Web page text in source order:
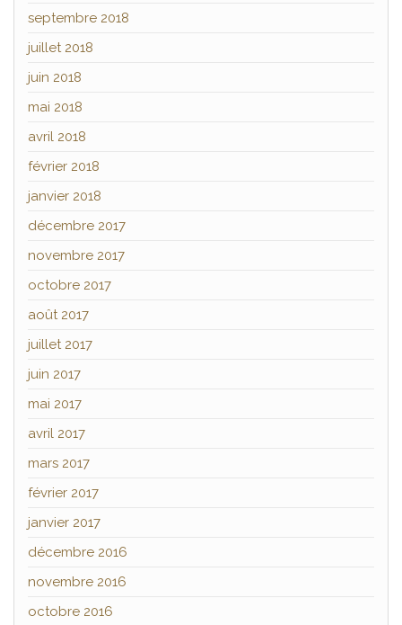
septembre 2018
juillet 2018
juin 2018
mai 2018
avril 2018
février 2018
janvier 2018
décembre 2017
novembre 2017
octobre 2017
août 2017
juillet 2017
juin 2017
mai 2017
avril 2017
mars 2017
février 2017
janvier 2017
décembre 2016
novembre 2016
octobre 2016